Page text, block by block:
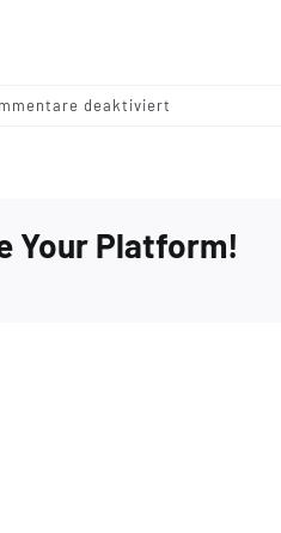
deaktiviert
Your Platform!